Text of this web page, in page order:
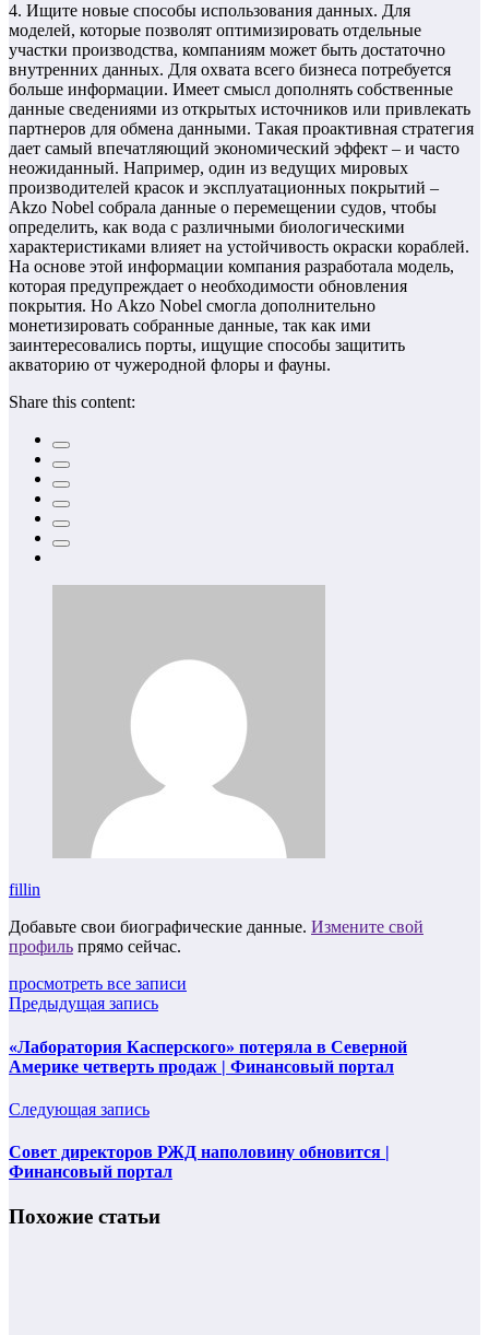
4. Ищите новые способы использования данных. Для
моделей, которые позволят оптимизировать отдельные
участки производства, компаниям может быть достаточно
внутренних данных. Для охвата всего бизнеса потребуется
больше информации. Имеет смысл дополнять собственные
данные сведениями из открытых источников или привлекать
партнеров для обмена данными. Такая проактивная стратегия
дает самый впечатляющий экономический эффект – и часто
неожиданный. Например, один из ведущих мировых
производителей красок и эксплуатационных покрытий –
Akzo Nobel собрала данные о перемещении судов, чтобы
определить, как вода с различными биологическими
характеристиками влияет на устойчивость окраски кораблей.
На основе этой информации компания разработала модель,
которая предупреждает о необходимости обновления
покрытия. Но Akzo Nobel смогла дополнительно
монетизировать собранные данные, так как ими
заинтересовались порты, ищущие способы защитить
акваторию от чужеродной флоры и фауны.
Share this content:
fillin
Добавьте свои биографические данные. Измените свой
профиль прямо сейчас.
просмотреть все записи
Предыдущая запись
«Лаборатория Касперского» потеряла в Северной
Америке четверть продаж | Финансовый портал
Следующая запись
Совет директоров РЖД наполовину обновится |
Финансовый портал
Похожие статьи